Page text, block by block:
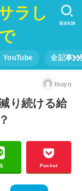
ラし
YouTube 全記事一
SEARCH
tsuyo
り続ける給
Pocket